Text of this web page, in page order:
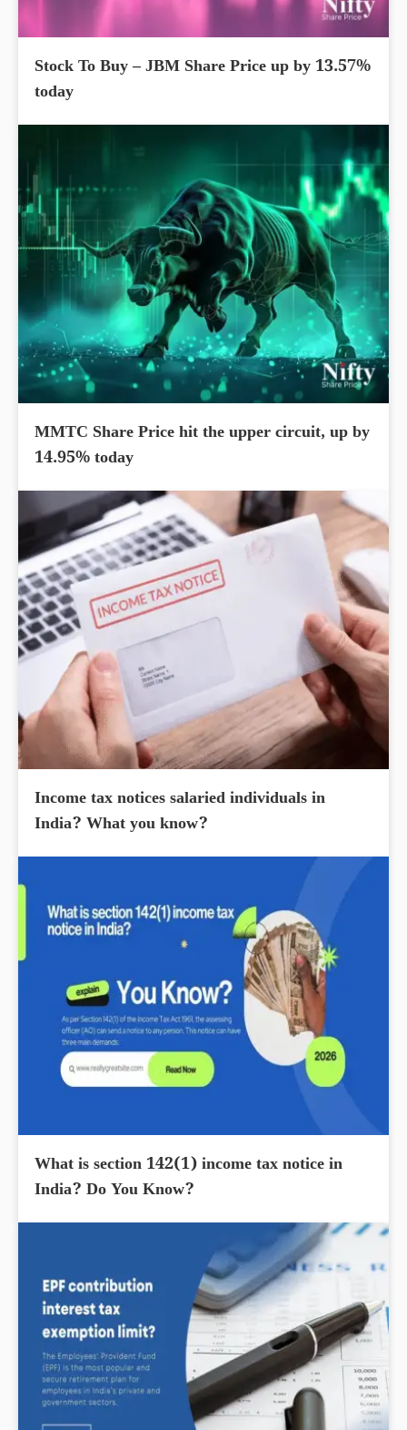
Stock To Buy – JBM Share Price up by 13.57%
today
MMTC Share Price hit the upper circuit, up by
14.95% today
Income tax notices salaried individuals in
India? What you know?
What is section 142(1) income tax notice in
India? Do You Know?